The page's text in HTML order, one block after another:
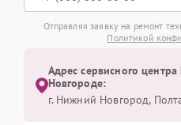
Отправляя заявку на ремонт
Политикой
Адрес сервисного
Новгороде:
г. Нижний Новгород,